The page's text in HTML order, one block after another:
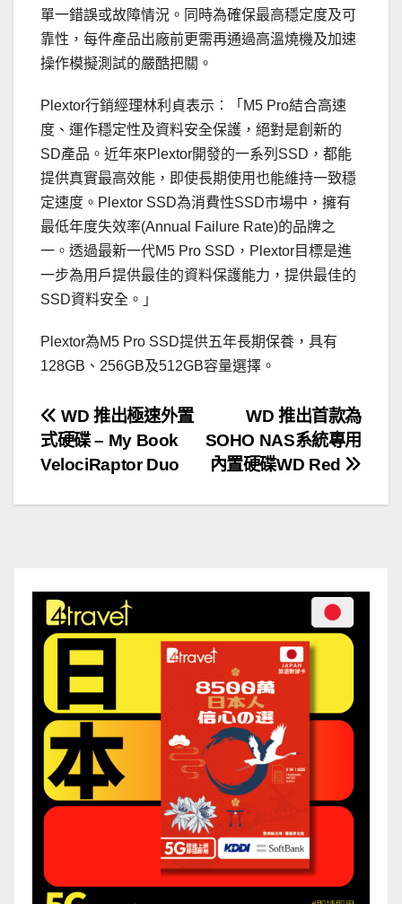
單一錯誤或故障情況。同時為確保最高穩定度及可
靠性，每件產品出廠前更需再通過高溫燒機及加速
操作模擬測試的嚴酷把關。
Plextor行銷經理林利貞表示：「M5 Pro結合高速
度、運作穩定性及資料安全保護，絕對是創新的
SD產品。近年來Plextor開發的一系列SSD，都能
提供真實最高效能，即使長期使用也能維持一致穩
定速度。Plextor SSD為消費性SSD市場中，擁有
最低年度失效率(Annual Failure Rate)的品牌之
一。透過最新一代M5 Pro SSD，Plextor目標是進
一步為用戶提供最佳的資料保護能力，提供最佳的
SSD資料安全。」
Plextor為M5 Pro SSD提供五年長期保養，具有
128GB、256GB及512GB容量選擇。
文
章
導
WD 推出首款為
SOHO NAS系統專用
內置硬碟WD Red
WD 推出極速外置
式硬碟 – My Book
VelociRaptor Duo